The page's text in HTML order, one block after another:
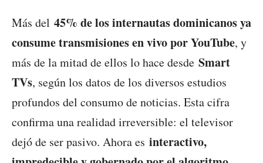
Más del 45% de los internautas dominicanos ya
consume transmisiones en vivo por YouTube, y
más de la mitad de ellos lo hace desde Smart
TVs, según los datos de los diversos estudios
profundos del consumo de noticias. Esta cifra
confirma una realidad irreversible: el televisor
dejó de ser pasivo. Ahora es interactivo,